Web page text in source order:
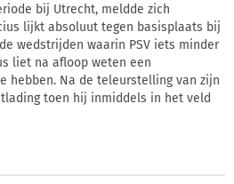
bij Utrecht, meldde zich
lijkt absoluut tegen basisplaats bij
wedstrijden waarin PSV iets minder
liet na afloop weten een
hebben. Na de teleurstelling van zijn
toen hij inmiddels in het veld